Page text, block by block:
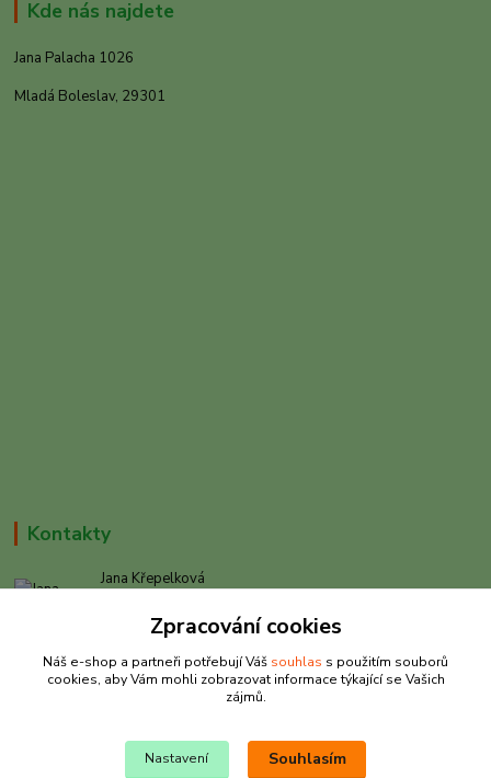
Kde nás najdete
Jana Palacha 1026
Mladá Boleslav, 29301
Kontakty
Jana Křepelková
(Po-Pá, 9-17 hod. , So 9-12 hod.)
info@rybarkrepelkova.cz
Zpracování cookies
Náš e-shop a partneři potřebují Váš souhlas s použitím souborů
cookies, aby Vám mohli zobrazovat informace týkající se Vašich
zájmů.
Nastavení Souhlasím